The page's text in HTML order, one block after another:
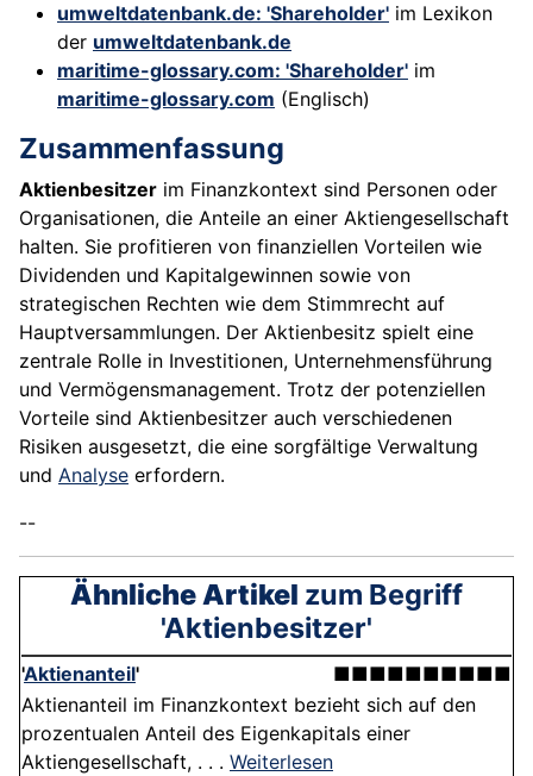
umweltdatenbank.de: 'Shareholder' im Lexikon
der umweltdatenbank.de
maritime-glossary.com: 'Shareholder' im
maritime-glossary.com (Englisch)
Zusammenfassung
Aktienbesitzer im Finanzkontext sind Personen oder
Organisationen, die Anteile an einer Aktiengesellschaft
halten. Sie profitieren von finanziellen Vorteilen wie
Dividenden und Kapitalgewinnen sowie von
strategischen Rechten wie dem Stimmrecht auf
Hauptversammlungen. Der Aktienbesitz spielt eine
zentrale Rolle in Investitionen, Unternehmensführung
und Vermögensmanagement. Trotz der potenziellen
Vorteile sind Aktienbesitzer auch verschiedenen
Risiken ausgesetzt, die eine sorgfältige Verwaltung
und Analyse erfordern.
--
Ähnliche Artikel zum Begriff
'Aktienbesitzer'
'Aktienanteil'
■■■■■■■■■■
Aktienanteil im Finanzkontext bezieht sich auf den
prozentualen Anteil des Eigenkapitals einer
Aktiengesellschaft, . . . Weiterlesen